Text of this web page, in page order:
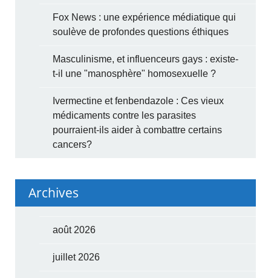
Fox News : une expérience médiatique qui
soulève de profondes questions éthiques
Masculinisme, et influenceurs gays : existe-
t-il une "manosphère" homosexuelle ?
Ivermectine et fenbendazole : Ces vieux
médicaments contre les parasites
pourraient-ils aider à combattre certains
cancers?
Archives
août 2026
juillet 2026